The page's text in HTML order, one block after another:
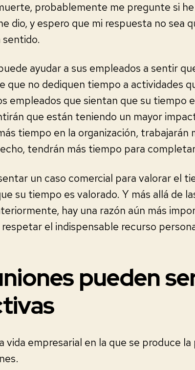
probablemente me pregunte si
dio, y espero que mi respuesta no sea
sentido.
ayudar a sus empleados a sentir
que no dediquen tiempo a actividades
empleados que sientan que su tiempo
que están teniendo un mayor
tiempo en la organización, trabajarán
tendrán más tiempo para
un caso comercial para valorar el
su tiempo es valorado. Y más allá de
hay una razón aún más
el indispensable recurso
pueden
vida empresarial en la que se produce